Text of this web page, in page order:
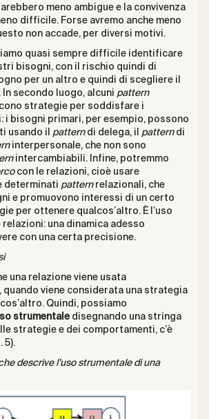
meno ambigue e la convivenza
difficile. Forse avremo anche meno
non accade, per diversi motivi.
quasi sempre difficile identificare
bisogni, con il rischio quindi di
per un altro e quindi di scegliere il
secondo luogo, alcuni pattern
strategie per soddisfare i
i bisogni primari, per esempio, possono
usando il
pattern di delega, il pattern di
interpersonale, che non sono
intercambiabili. Infine, potremmo
con le relazioni, cioè usare
determinati pattern relazionali, che
e promuovono interessi di un certo
per ottenere qualcos’altro. È l’uso
una dinamica adesso
con una certa precisione.
una relazione viene usata
quando viene considerata una strategia
Quindi, possiamo
strumentaledisegnando una stringa
strategie e dei comportamenti, c’è
5).
descrive l’uso strumentale di una